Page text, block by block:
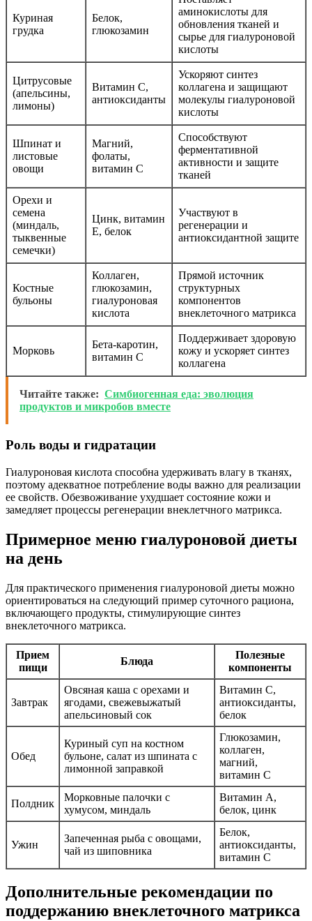
Куриная
грудка
Белок,
глюкозамин
аминокислоты для
обновления тканей и
сырье для гиалуроновой
кислоты
Цитрусовые
(апельсины,
лимоны)
Витамин C,
антиоксиданты
Ускоряют синтез
коллагена и защищают
молекулы гиалуроновой
кислоты
Шпинат и
листовые
овощи
Магний,
фолаты,
витамин C
Способствуют
ферментативной
активности и защите
тканей
Орехи и
семена
(миндаль,
тыквенные
семечки)
Цинк, витамин
E, белок
Участвуют в
регенерации и
антиоксидантной защите
Костные
бульоны
Коллаген,
глюкозамин,
гиалуроновая
кислота
Прямой источник
структурных
компонентов
внеклеточного матрикса
Морковь
Бета-каротин,
витамин C
Поддерживает здоровую
кожу и ускоряет синтез
коллагена
Читайте также: Симбиогенная еда: эволюция
продуктов и микробов вместе
Роль воды и гидратации
Гиалуроновая кислота способна удерживать влагу в тканях,
поэтому адекватное потребление воды важно для реализации
ее свойств. Обезвоживание ухудшает состояние кожи и
замедляет процессы регенерации внеклетчного матрикса.
Примерное меню гиалуроновой диеты
на день
Для практического применения гиалуроновой диеты можно
ориентироваться на следующий пример суточного рациона,
включающего продукты, стимулирующие синтез
внеклеточного матрикса.
Прием
пищи
Блюда
Полезные
компоненты
Завтрак
Овсяная каша с орехами и
ягодами, свежевыжатый
апельсиновый сок
Витамин C,
антиоксиданты,
белок
Обед
Куриный суп на костном
бульоне, салат из шпината с
лимонной заправкой
Глюкозамин,
коллаген,
магний,
витамин C
Полдник
Морковные палочки с
хумусом, миндаль
Витамин A,
белок, цинк
Ужин
Запеченная рыба с овощами,
чай из шиповника
Белок,
антиоксиданты,
витамин C
Дополнительные рекомендации по
поддержанию внеклеточного матрикса